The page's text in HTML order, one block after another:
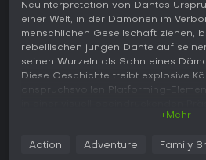
Neuinterpretation von Dantes
einer Welt, in der Dämonen im
menschlichen Gesellschaft ziehen,
rebellischen jungen Dante auf
seinen Wurzeln als Sohn eines
Diese Geschichte treibt explosive
anspruchsvollen Platforming-
Realität und übernatürlicher Ästhetik
Gameplay
+Mehr
Action Adventure Family